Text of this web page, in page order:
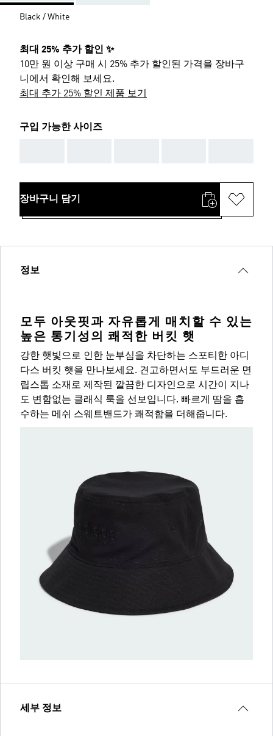
Black / White
최대 25% 추가 할인 ✨
10만 원 이상 구매 시 25% 추가 할인된 가격을 장바구
니에서 확인해 보세요.
최대 추가 25% 할인 제품 보기
구입 가능한 사이즈
장바구니 담기
정보
모두 아웃핏과 자유롭게 매치할 수 있는
높은 통기성의 쾌적한 버킷 햇
강한 햇빛으로 인한 눈부심을 차단하는 스포티한 아디
다스 버킷 햇을 만나보세요. 견고하면서도 부드러운 면
립스톱 소재로 제작된 깔끔한 디자인으로 시간이 지나
도 변함없는 클래식 룩을 선보입니다. 빠르게 땀을 흡
수하는 메쉬 스웨트밴드가 쾌적함을 더해줍니다.
세부 정보